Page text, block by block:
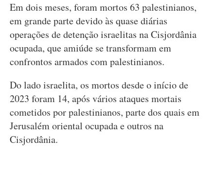
Em dois meses, foram mortos 63 palestinianos,
em grande parte devido às quase diárias
operações de detenção israelitas na Cisjordânia
ocupada, que amiúde se transformam em
confrontos armados com palestinianos.
Do lado israelita, os mortos desde o início de
2023 foram 14, após vários ataques mortais
cometidos por palestinianos, parte dos quais em
Jerusalém oriental ocupada e outros na
Cisjordânia.